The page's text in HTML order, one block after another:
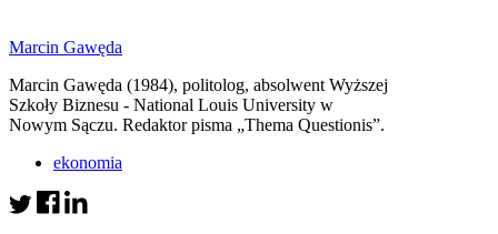
Marcin Gawęda
Marcin Gawęda (1984), politolog, absolwent Wyższej
Szkoły Biznesu - National Louis University w
Nowym Sączu. Redaktor pisma „Thema Questionis”.
ekonomia